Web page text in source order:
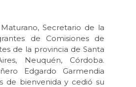
Secretario de la
de Comisiones de
de la provincia de Santa
Neuquén, Córdoba.
Edgardo Garmendia
de bienvenida y cedió su